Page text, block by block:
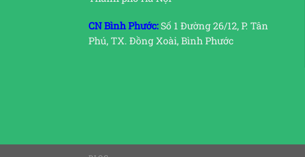
CN Bình Phước:Số 1 Đường 26/12, P. Tân
Phú, TX. Đồng Xoài, Bình Phước